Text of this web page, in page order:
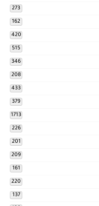
273
162
420
515
346
208
433
379
1713
226
201
209
161
220
137